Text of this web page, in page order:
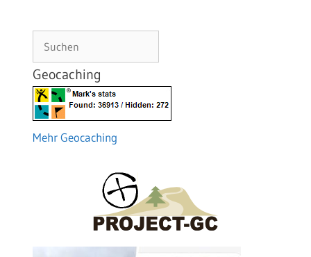
Geocaching
Mehr Geocaching